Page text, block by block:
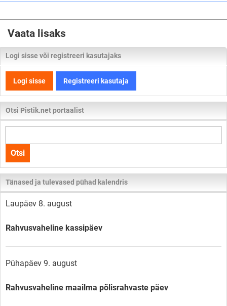
Vaata lisaks
Logi sisse või registreeri kasutajaks
Logi sisse Registreeri kasutaja
Otsi Pistik.net portaalist
kogu
lehelt
Otsi
Tänased ja tulevased pühad kalendris
Laupäev 8. august
Rahvusvaheline kassipäev
Pühapäev 9. august
Rahvusvaheline maailma põlisrahvaste päev